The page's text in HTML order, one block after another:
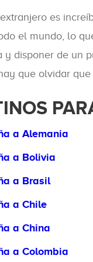
es
el mundo, lo
y disponer de un
que olvidar
a Alemania
a Bolivia
a Brasil
a Chile
a China
a Colombia